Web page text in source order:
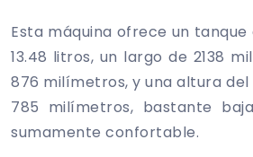
Esta máquina ofrece un
13.48 litros, un largo de 2138
876 milímetros, y una altura del
785 milímetros, bastante
sumamente confortable.